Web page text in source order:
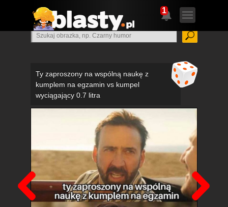
1
Ty zaproszony na wspólną naukę z
kumplem na egzamin vs kumpel
wyciągający 0.7 litra
Poprzedni